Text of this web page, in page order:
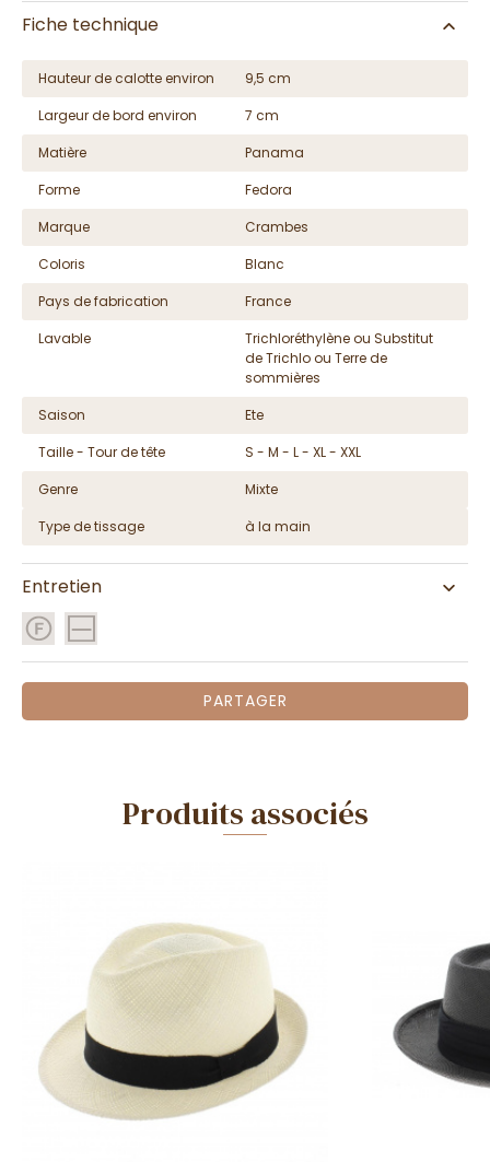
Fiche technique
Hauteur de calotte environ
9,5 cm
Largeur de bord environ
7 cm
Matière
Panama
Forme
Fedora
Marque
Crambes
Coloris
Blanc
Pays de fabrication
France
Lavable
Trichloréthylène ou Substitut
de Trichlo ou Terre de
sommières
Saison
Ete
Taille - Tour de tête
S - M - L - XL - XXL
Genre
Mixte
Type de tissage
à la main
Entretien
PARTAGER
Produits associés